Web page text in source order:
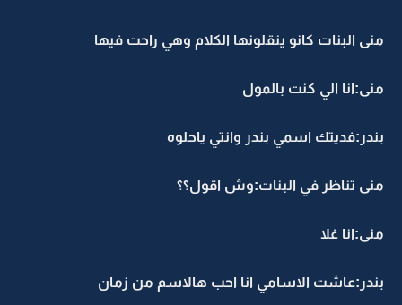
منى البنات كانو ينقلونها الكلام وهي راحت فيها
منى:انا الي كنت بالمول
بندر:فديتك اسمي بندر وانتي ياحلوه
منى تناظر في البنات:وش اقول؟؟
منى:انا غلا
بندر:عاشت الاسامي انا احب هالاسم من زمان